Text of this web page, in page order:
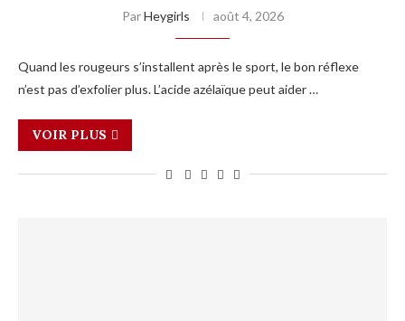
ParHeygirls août 4, 2026
Quand les rougeurs s’installent après le sport, le bon réflexe
n’est pas d’exfolier plus. L’acide azélaïque peut aider …
VOIR PLUS